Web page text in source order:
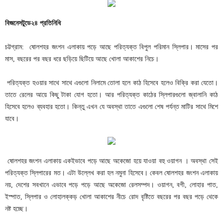
বিজনেসটুডে২৪ প্রতিনিধি
চট্টগ্রাম: ষোলশহর জংশন এলাকায় পড়ে আছে পরিত্যক্ত বিপুল পরিমান স্লিপার। মাসের পর
মাস, বছরের পর বছর ধরে ছড়িয়ে ছিটিয়ে আছে খোলা আকাশের নিচে।
পরিত্যক্ত হওয়ার সাথে সাথে এগুলো নিলামে তোলা হলে কাঠ হিসেবে হলেও বিক্রি করা যেতো।
তাতে রেলের আয়ে কিছু টাকা যোগ হতো। আর পরিত্যক্ত কাঠের স্লিপারগুলো জ্বালানি কাঠ
হিসেবে হলেও ব্যবহার হতো। কিন্তু এখন যে অবস্থা তাতে এগুলো শেষ পর্যন্ত মাটির সাথে মিশে
যাবে।
ষোলশহর জংশন এলাকায় একইভাবে পড়ে আছে অকেজো হয়ে যাওয়া বহু ওয়াগন । অবস্থা সেই
পরিত্যক্ত স্লিপারের মত। এটা উল্লেখ করা হল নমুনা হিসেবে। কেবল ষোলশহর জংশন এলাকায়
নয়, দেশের সবখানে এভাবে পড়ে পড়ে আছে অকেজো রেলসম্পদ। ওয়াগন, বগী, লোহার পাত,
ইস্পাত, স্লিপার ও লোহালক্কড় খোলা আকাশের নীচে রোদ বৃষ্টিতে বছরের পর বছর পড়ে থেকে
নষ্ট হচ্ছে।